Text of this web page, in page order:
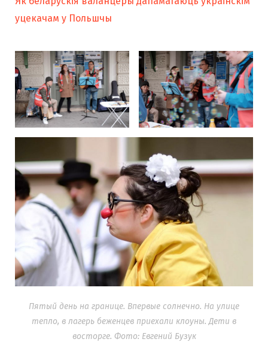
уцекачам у Польшчы
Пятый день на границе. Впервые солнечно. На улице
тепло, в лагерь беженцев приехали клоуны. Дети в
восторге. Фото: Евгений Бузук